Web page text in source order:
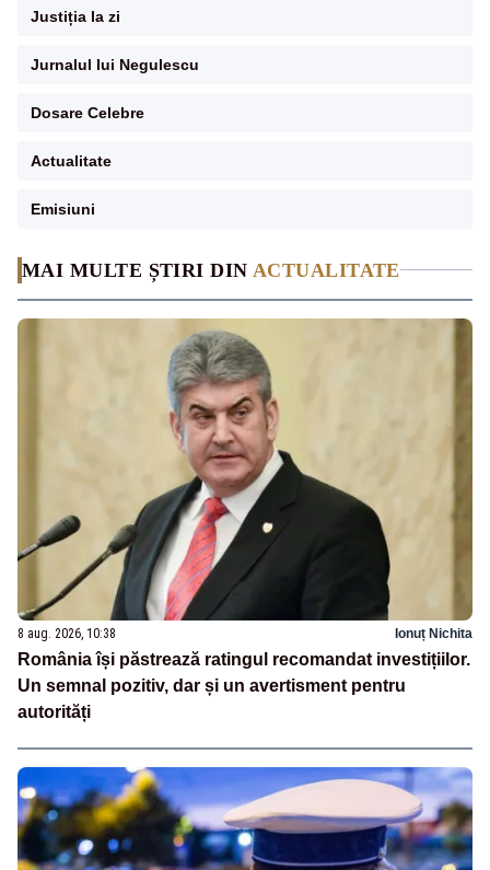
MAI MULTE ȘTIRI DIN ACTUALITATE
8 aug. 2026, 10:38 Ionuț Nichita
România își păstrează ratingul recomandat investițiilor.
Un semnal pozitiv, dar și un avertisment pentru
autorități
Justiția la zi
Jurnalul lui Negulescu
Dosare Celebre
Actualitate
Emisiuni